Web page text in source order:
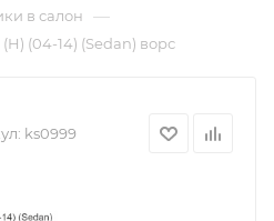
в салон —
(04-14) (Sedan) ворс
ks0999